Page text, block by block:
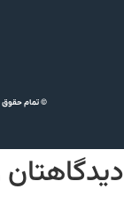
© تمام حقوق
دیدگاهتان